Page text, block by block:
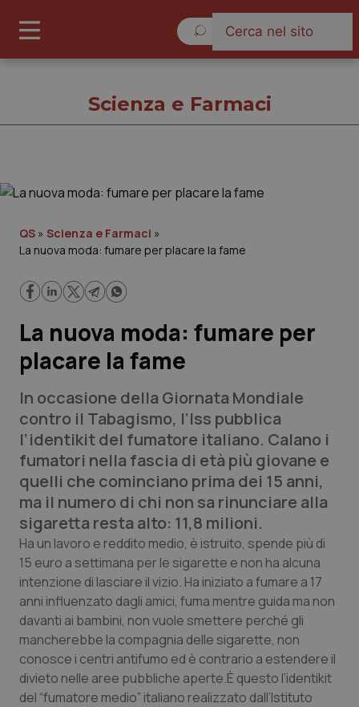
Cronache
Lavoro e Professioni
Scienza e Farmaci
Studi e Analisi
Lettere al direttore
Edizioni Regionali
QS Pro
Professionisti Sanitari.AI
Abruzzo
Basilicata
QS Pro Gold
Artrite & artrosi
QS Club Newsletter
Scienza e Farmaci
QS » Scienza e Farmaci »
La nuova moda: fumare per placare la fame
La nuova moda: fumare per
placare la fame
In occasione della Giornata Mondiale
contro il Tabagismo, l’Iss pubblica
l’identikit del fumatore italiano. Calano i
fumatori nella fascia di età più giovane e
quelli che cominciano prima dei 15 anni,
ma il numero di chi non sa rinunciare alla
sigaretta resta alto: 11,8 milioni.
Ha un lavoro e reddito medio, è istruito, spende più di
15 euro a settimana per le sigarette e non ha alcuna
intenzione di lasciare il vizio. Ha iniziato a fumare a 17
anni influenzato dagli amici, fuma mentre guida ma non
davanti ai bambini, non vuole smettere perché gli
mancherebbe la compagnia delle sigarette, non
conosce i centri antifumo ed è contrario a estendere il
divieto nelle aree pubbliche aperte.È questo l’identikit
del “fumatore medio” italiano realizzato dall’Istituto